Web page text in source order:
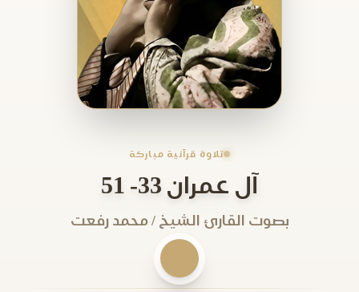
تلاوة قرآنية مباركة
آل عمران 33- 51
بصوت القارئ الشيخ / محمد رفعت